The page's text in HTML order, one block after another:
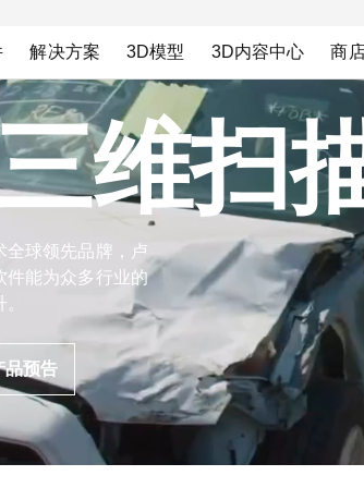
解决方案 3D模型 3D内容中心 商
维扫
全球领先品牌，卢
件能为众多行业的
品预告